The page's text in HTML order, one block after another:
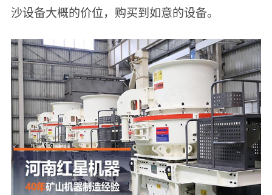
沙设备大概的价位，购买到如意的设备。